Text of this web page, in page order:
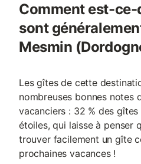
Comment est-ce-
sont
Mesmin
Les gîtes de cette
nombreuses bonnes notes
vacanciers : 32 % des
étoiles, qui laisse à penser
trouver facilement un gîte
prochaines vacances !